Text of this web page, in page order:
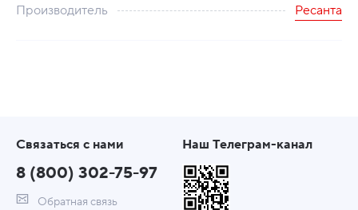
Производитель
Ресанта
Связаться с нами
8 (800) 302-75-97
Обратная связь
Наш Телеграм-канал